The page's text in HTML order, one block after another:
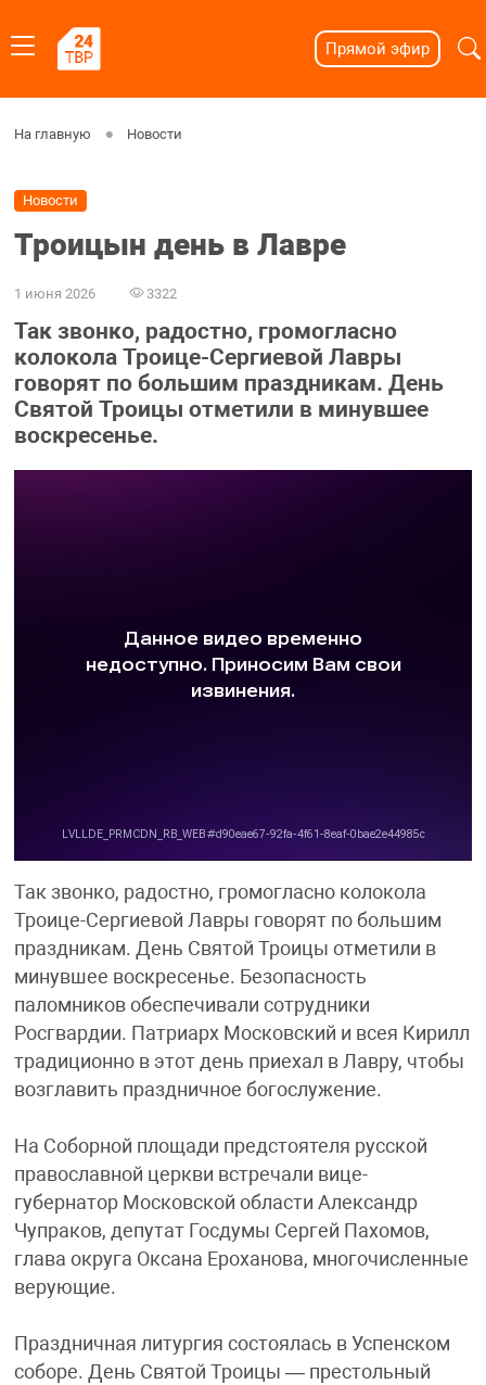
Прямой эфир
На главную Новости
Новости
Троицын день в Лавре
1 июня 2026 3322
Так звонко, радостно, громогласно
колокола Троице-Сергиевой Лавры
говорят по большим праздникам. День
Святой Троицы отметили в минувшее
воскресенье.
Так звонко, радостно, громогласно колокола
Троице-Сергиевой Лавры говорят по большим
праздникам. День Святой Троицы отметили в
минувшее воскресенье. Безопасность
паломников обеспечивали сотрудники
Росгвардии. Патриарх Московский и всея Кирилл
традиционно в этот день приехал в Лавру, чтобы
возглавить праздничное богослужение.
На Соборной площади предстоятеля русской
православной церкви встречали вице-
губернатор Московской области Александр
Чупраков, депутат Госдумы Сергей Пахомов,
глава округа Оксана Ероханова, многочисленные
верующие.
Праздничная литургия состоялась в Успенском
соборе. День Святой Троицы — престольный